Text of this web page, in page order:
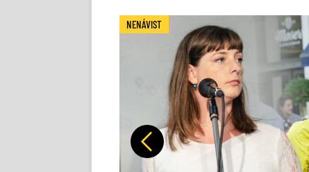
Předchozí
NENÁVIST